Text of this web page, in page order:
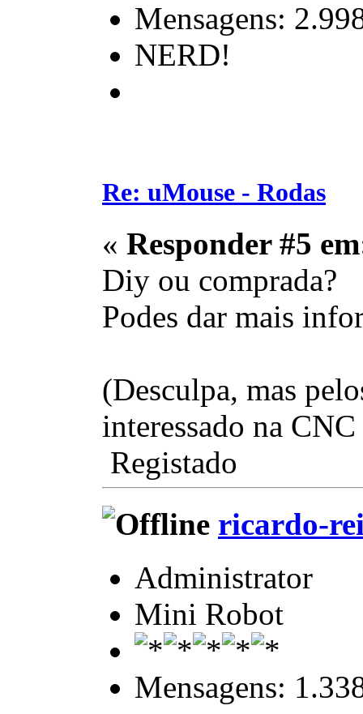
Mensagens:
NERD!
Re: uMouse - Rodas
« Responder #5
Diy ou comprada?
Podes dar mais
(Desculpa, mas
interessado na
Registado
ricardo-
Administrator
Mini Robot
Mensagens: